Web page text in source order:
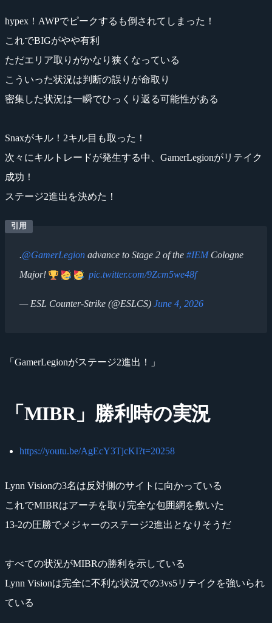
hypex！AWPでピークするも倒されてしまった！
これでBIGがやや有利
ただエリア取りがかなり狭くなっている
こういった状況は判断の誤りが命取り
密集した状況は一瞬でひっくり返る可能性がある
Snaxがキル！2キル目も取った！
次々にキルトレードが発生する中、GamerLegionがリテイク
成功！
ステージ2進出を決めた！
.@GamerLegion advance to Stage 2 of the #IEMCologne
Major!
pic.twitter.com/9Zcm5we48f
— ESL Counter-Strike (@ESLCS) June 4, 2026
「GamerLegionがステージ2進出！」
「MIBR」勝利時の実況
https://youtu.be/AgEcY3TjcKI?t=20258
Lynn Visionの3名は反対側のサイトに向かっている
これでMIBRはアーチを取り完全な包囲網を敷いた
13-2の圧勝でメジャーのステージ2進出となりそうだ
すべての状況がMIBRの勝利を示している
Lynn Visionは完全に不利な状況での3vs5リテイクを強いられ
ている